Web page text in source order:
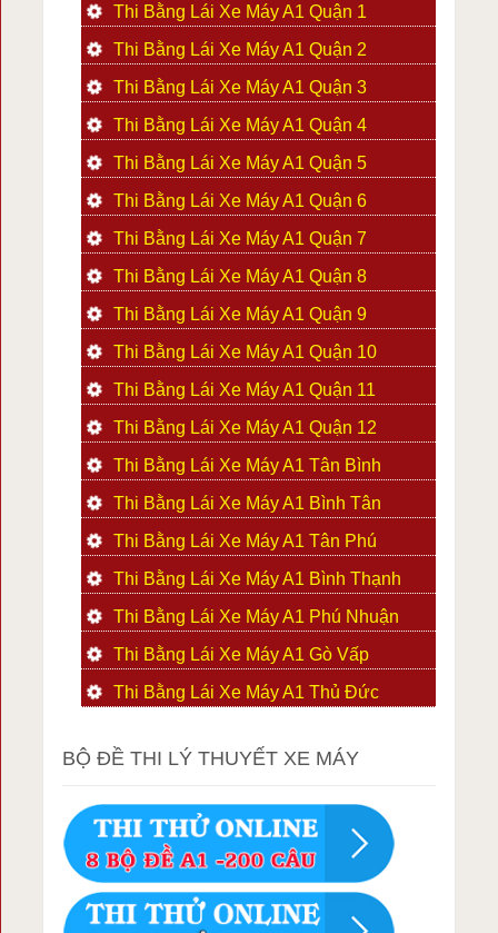
Thi Bằng Lái Xe Máy A1 Quận 1
Thi Bằng Lái Xe Máy A1 Quận 2
Thi Bằng Lái Xe Máy A1 Quận 3
Thi Bằng Lái Xe Máy A1 Quận 4
Thi Bằng Lái Xe Máy A1 Quận 5
Thi Bằng Lái Xe Máy A1 Quận 6
Thi Bằng Lái Xe Máy A1 Quận 7
Thi Bằng Lái Xe Máy A1 Quận 8
Thi Bằng Lái Xe Máy A1 Quận 9
Thi Bằng Lái Xe Máy A1 Quận 10
Thi Bằng Lái Xe Máy A1 Quận 11
Thi Bằng Lái Xe Máy A1 Quận 12
Thi Bằng Lái Xe Máy A1 Tân Bình
Thi Bằng Lái Xe Máy A1 Bình Tân
Thi Bằng Lái Xe Máy A1 Tân Phú
Thi Bằng Lái Xe Máy A1 Bình Thạnh
Thi Bằng Lái Xe Máy A1 Phú Nhuận
Thi Bằng Lái Xe Máy A1 Gò Vấp
Thi Bằng Lái Xe Máy A1 Thủ Đức
BỘ ĐỀ THI LÝ THUYẾT XE MÁY